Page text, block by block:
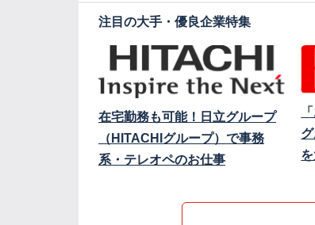
注目の大手・優良企業特集
在宅勤務も可能！日立グループ
（HITACHIグループ）で事務
系・テレオペのお仕事